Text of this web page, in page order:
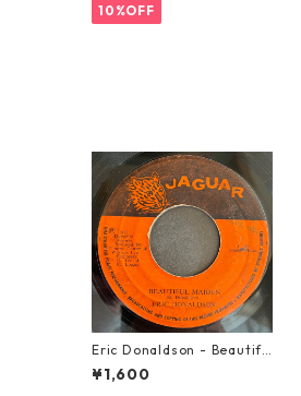
10%OFF
Eric Donaldson - Beautifu
l Maiden【7-21788】
¥1,600